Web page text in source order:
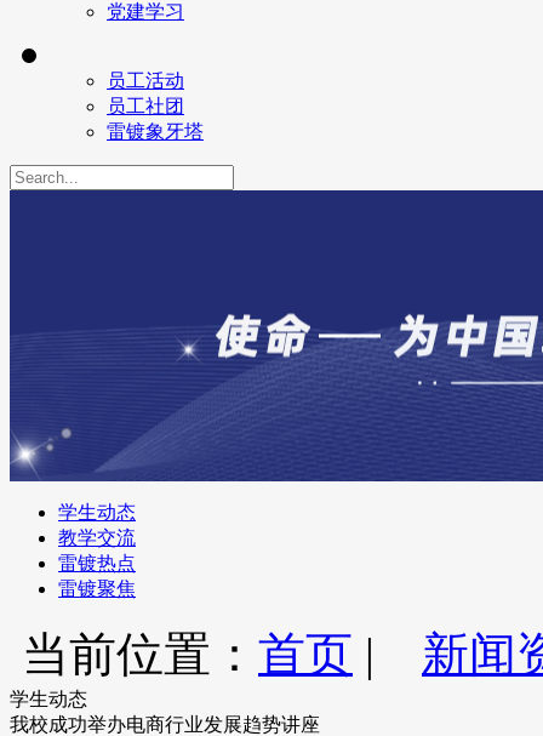
党建学习
员工活动
员工社团
雷镀象牙塔
学生动态
教学交流
雷镀热点
雷镀聚焦
当前位置： 首页 | 新闻
学生动态
我校成功举办电商行业发展趋势讲座